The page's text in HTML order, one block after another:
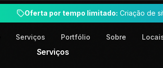
Oferta por tempo limitado: Criação de
Serviços Portfólio Sobre
Serviços